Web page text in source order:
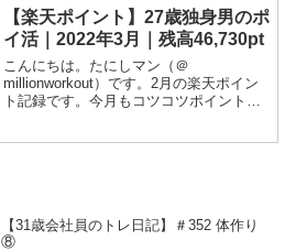
は、ポイント活動の略です。世の中には
様々なポイントがあ...
【楽天ポイント】27歳独身男のポ
イ活｜2022年3月｜残高46,730pt
こんにちは。たにしマン（＠
millionworkout）です。2月の楽天ポイン
ト記録です。今月もコツコツポイントを
【31歳会社員のトレ日記】＃352 体作り
⑧